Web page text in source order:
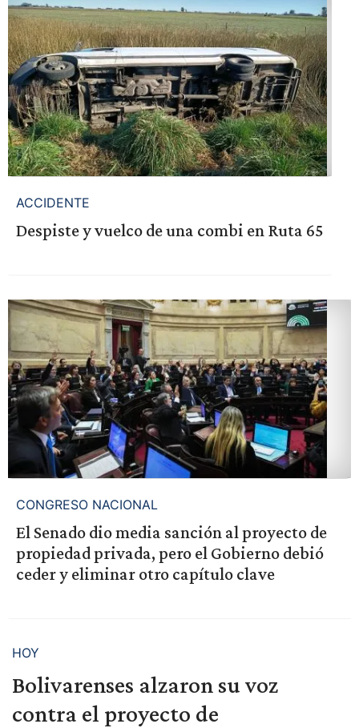
ACCIDENTE
Despiste y vuelco de una combi en Ruta 65
CONGRESO NACIONAL
El Senado dio media sanción al proyecto de
propiedad privada, pero el Gobierno debió
ceder y eliminar otro capítulo clave
HOY
Bolivarenses alzaron su voz
contra el proyecto de